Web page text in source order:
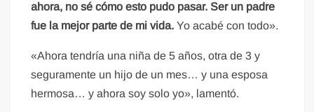
ahora, no sé cómo esto pudo pasar. Ser un padre
fue la mejor parte de mi vida.Yo acabé con todo».
«Ahora tendría una niña de 5 años, otra de 3 y
seguramente un hijo de un mes… y una esposa
hermosa… y ahora soy solo yo», lamentó.